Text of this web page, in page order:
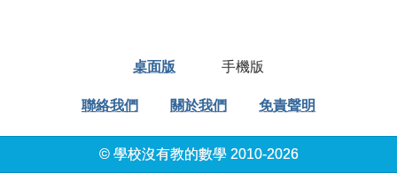
桌面版 手機版
聯絡我們 關於我們 免責聲明
© 學校沒有教的數學 2010-2026